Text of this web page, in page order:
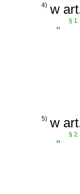
4) w
„ § 1.
5) w
„ § 2.